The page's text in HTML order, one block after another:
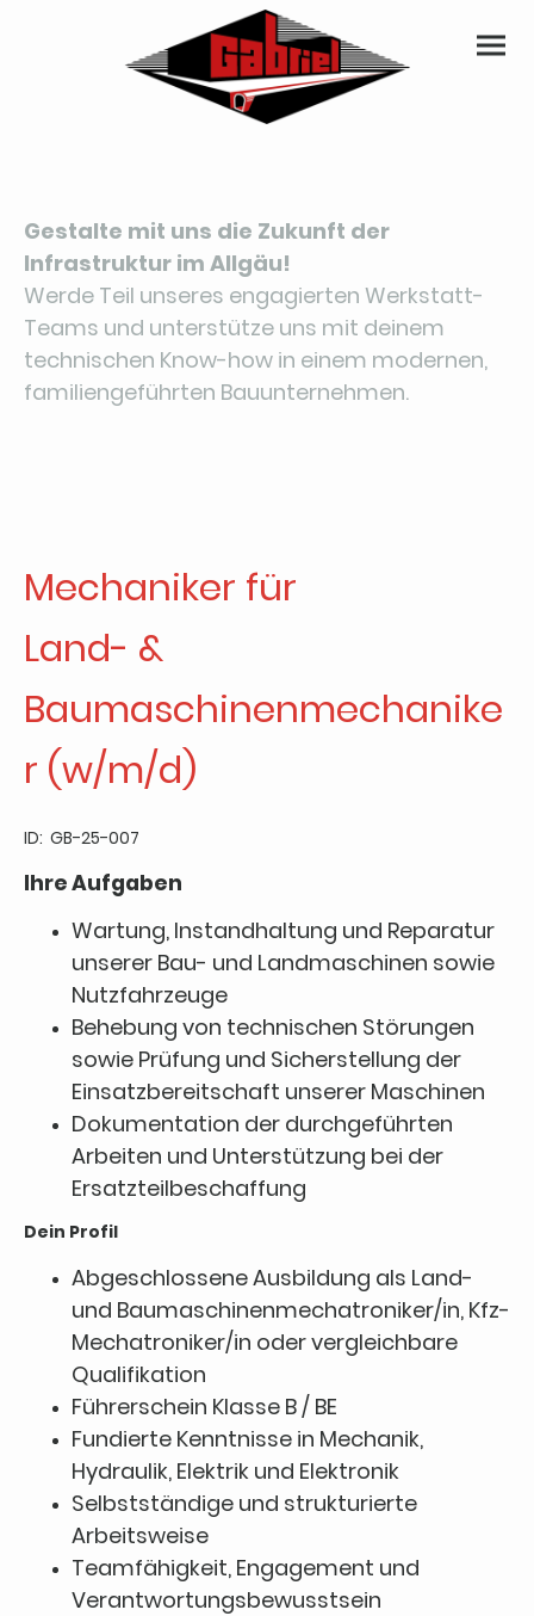
Gestalte mit uns die Zukunft der
Infrastruktur im Allgäu!
Werde Teil unseres engagierten Werkstatt-
Teams und unterstütze uns mit deinem
technischen Know-how in einem modernen,
familiengeführten Bauunternehmen.
Mechaniker für
Land- &
Baumaschinenmechanike
r (w/m/d)
ID: GB-25-007
Ihre Aufgaben
Wartung, Instandhaltung und Reparatur
unserer Bau- und Landmaschinen sowie
Nutzfahrzeuge
Behebung von technischen Störungen
sowie Prüfung und Sicherstellung der
Einsatzbereitschaft unserer Maschinen
Dokumentation der durchgeführten
Arbeiten und Unterstützung bei der
Ersatzteilbeschaffung
Dein Profil
Abgeschlossene Ausbildung als Land-
und Baumaschinenmechatroniker/in, Kfz-
Mechatroniker/in oder vergleichbare
Qualifikation
Führerschein Klasse B / BE
Fundierte Kenntnisse in Mechanik,
Hydraulik, Elektrik und Elektronik
Selbstständige und strukturierte
Arbeitsweise
Teamfähigkeit, Engagement und
Verantwortungsbewusstsein